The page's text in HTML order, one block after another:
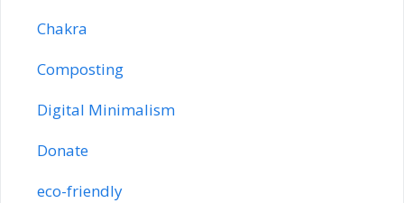
Chakra
Composting
Digital Minimalism
Donate
eco-friendly